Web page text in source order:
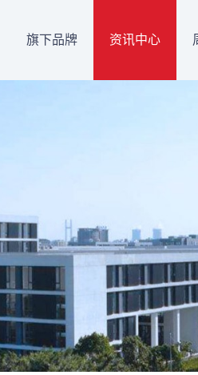
旗下品牌 资讯中心